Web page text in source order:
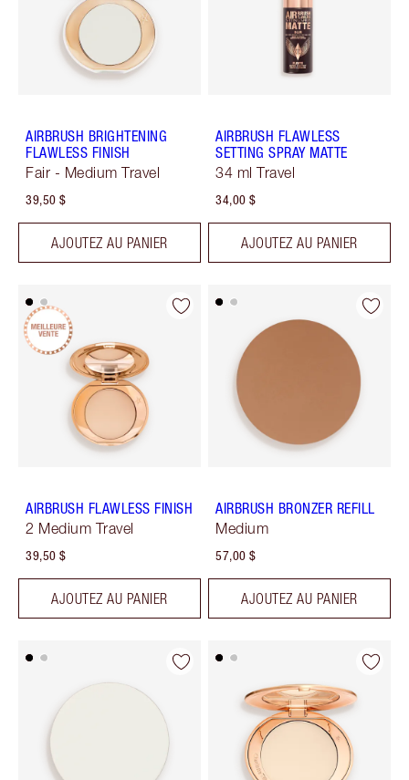
AIRBRUSH BRIGHTENING
FLAWLESS FINISH
Fair - Medium Travel
39,50 $
AJOUTEZ AU PANIER
AIRBRUSH FLAWLESS
SETTING SPRAY MATTE
34 ml Travel
34,00 $
AJOUTEZ AU PANIER
AIRBRUSH FLAWLESS FINISH
2 Medium Travel
39,50 $
AJOUTEZ AU PANIER
AIRBRUSH BRONZER REFILL
Medium
57,00 $
AJOUTEZ AU PANIER